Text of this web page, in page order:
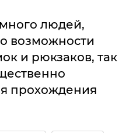
людей,
возможности
и рюкзаков, так
прохождения